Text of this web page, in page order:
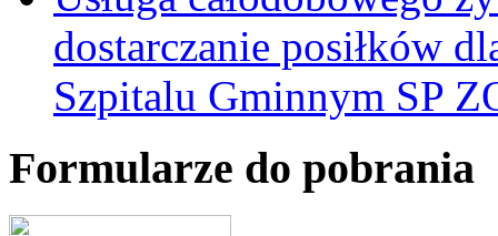
dostarczanie posiłków
Szpitalu Gminnym SP
Formularze do pobrania